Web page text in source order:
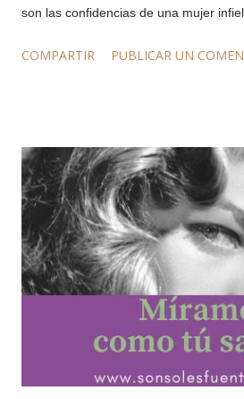
son las confidencias de una mujer
COMPARTIR PUBLICAR UN